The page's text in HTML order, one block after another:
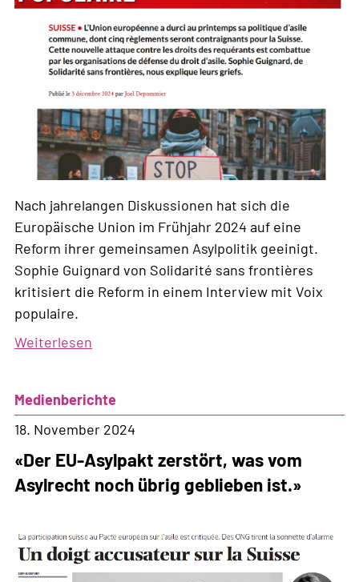
Nach jahrelangen Diskussionen hat sich die
Europäische Union im Frühjahr 2024 auf eine
Reform ihrer gemeinsamen Asylpolitik geeinigt.
Sophie Guignard von Solidarité sans frontières
kritisiert die Reform in einem Interview mit Voix
populaire.
Weiterlesen
Grenzpraktiken
begräbt
Europäische
Union
individuelle
Recht
Medienberichte
18. November 2024
«Der EU-Asylpakt zerstört, was vom
Asylrecht noch übrig geblieben ist.»